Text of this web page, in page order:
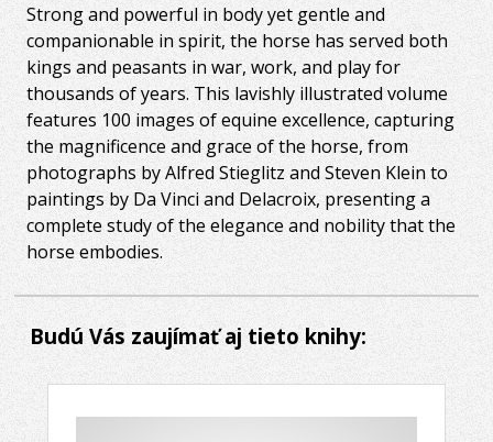
Strong and powerful in body yet gentle and
companionable in spirit, the horse has served both
kings and peasants in war, work, and play for
thousands of years. This lavishly illustrated volume
features 100 images of equine excellence, capturing
the magnificence and grace of the horse, from
photographs by Alfred Stieglitz and Steven Klein to
paintings by Da Vinci and Delacroix, presenting a
complete study of the elegance and nobility that the
horse embodies.
Budú Vás zaujímať aj tieto knihy: